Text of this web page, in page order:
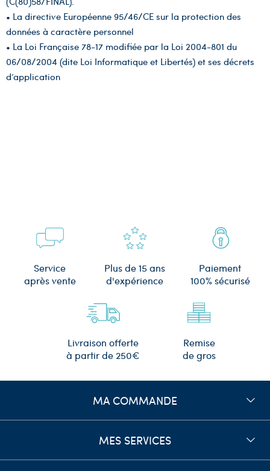
• La directive Européenne 95/46/CE sur la protection des
données à caractère personnel
• La Loi Française 78-17 modifiée par la Loi 2004-801 du
06/08/2004 (dite Loi Informatique et Libertés) et ses décrets
d’application
Service
après vente
Plus de 15 ans
d'expérience
Paiement
100% sécurisé
Livraison offerte
à partir de 250€
Remise
de gros
MA COMMANDE
MES SERVICES